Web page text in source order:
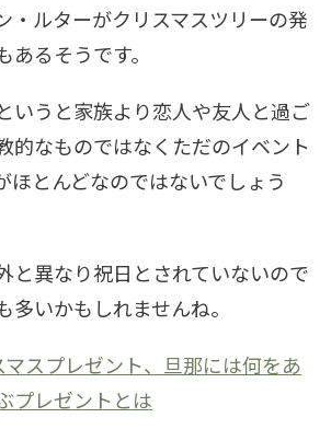
・ルターがクリスマスツリーの発
るそうです。
いうと家族より恋人や友人と過ご
的なものではなくただのイベント
ほとんどなのではないでしょう
と異なり祝日とされていないので
多いかもしれませんね。
マスプレゼント、旦那には何をあ
プレゼントとは